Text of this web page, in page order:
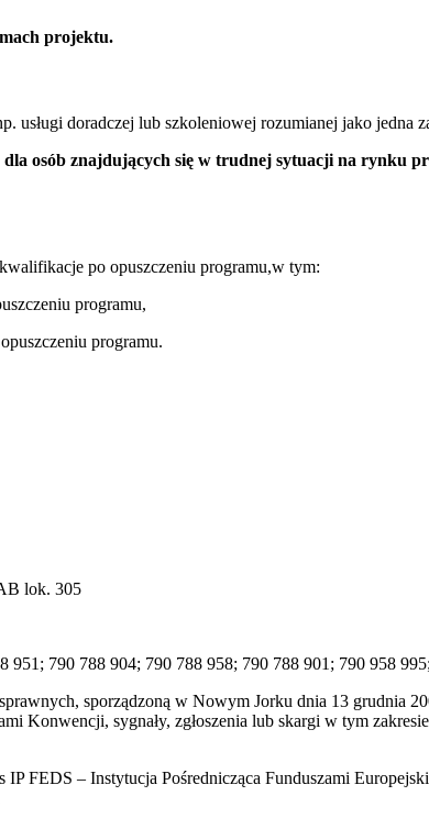
projektu.
usługi doradczej lub szkoleniowej rozumianej jako jedna
dla osób znajdujących się w trudnej sytuacji na rynku
po opuszczeniu programu,w tym:
programu,
programu.
lok. 305
790 788 904; 790 788 958; 790 788 901; 790 958
sporządzoną w Nowym Jorku dnia 13 grudnia
Konwencji, sygnały, zgłoszenia lub skargi w tym
FEDS – Instytucja Pośrednicząca Funduszami